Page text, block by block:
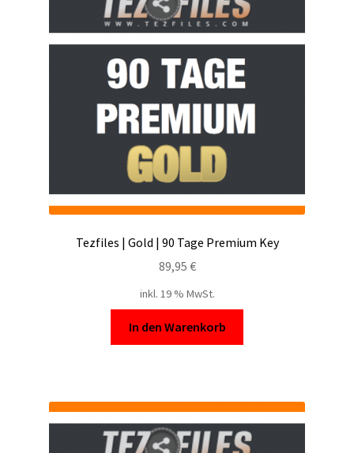
Tezfiles | Gold | 90 Tage Premium Key
89,95 €
inkl. 19 % MwSt.
In den Warenkorb